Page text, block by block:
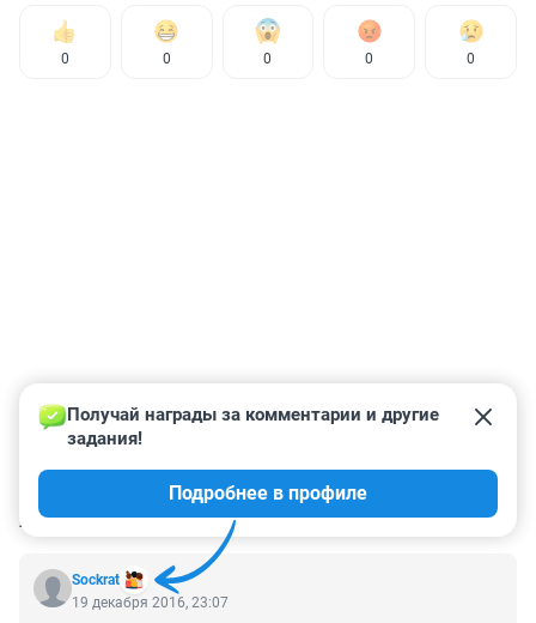
0 0 0 0 0
КОММЕНТАРИИ 3
Sockrat
Получай награды за комментарии и другие
задания!
Подробнее в профиле
19 декабря 2016, 23:07